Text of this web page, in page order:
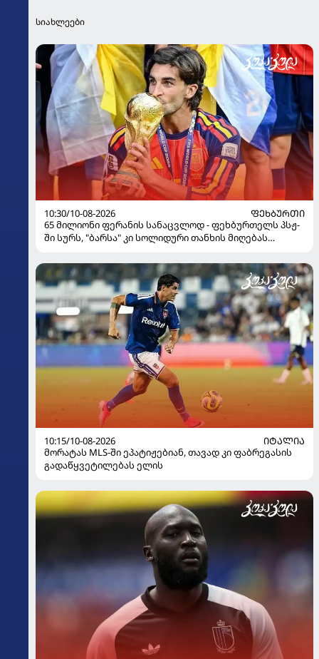
სიახლეები
10:30/10-08-2026
ᲤᲔᲮᲑᲣᲠᲗᲘ
65 მილიონი ფერანის სანაცვლოდ - ფეხბურთელს პსჟ-
ში სურს, "ბარსა" კი სოლიდური თანხის მიღებას
10:15/10-08-2026
ᲘᲢᲐᲚᲘᲐ
მორატას MLS-ში ეპატიჟებიან, თავად კი ფაბრეგასის
გადაწყვეტილებას ელის